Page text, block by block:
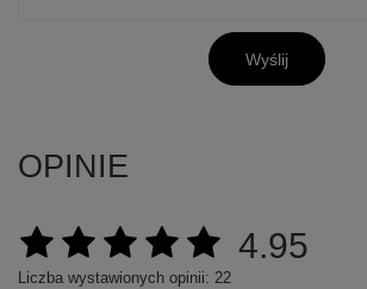
Wyślij
OPINIE
4.95
Liczba wystawionych opinii: 22